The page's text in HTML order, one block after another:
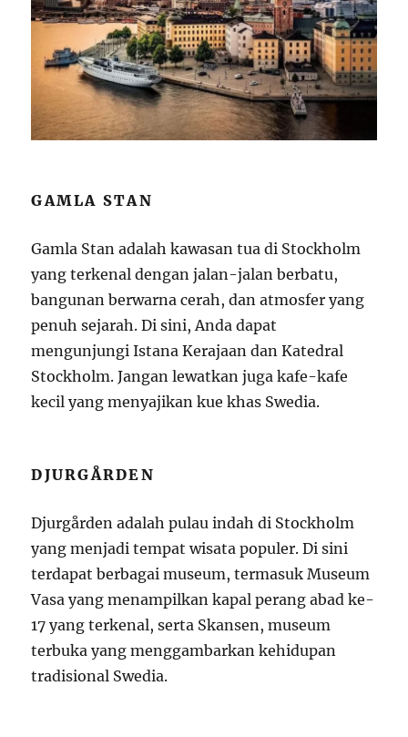
GAMLA STAN
Gamla Stan adalah kawasan tua di Stockholm
yang terkenal dengan jalan-jalan berbatu,
bangunan berwarna cerah, dan atmosfer yang
penuh sejarah. Di sini, Anda dapat
mengunjungi Istana Kerajaan dan Katedral
Stockholm. Jangan lewatkan juga kafe-kafe
kecil yang menyajikan kue khas Swedia.
DJURGÅRDEN
Djurgården adalah pulau indah di Stockholm
yang menjadi tempat wisata populer. Di sini
terdapat berbagai museum, termasuk Museum
Vasa yang menampilkan kapal perang abad ke-
17 yang terkenal, serta Skansen, museum
terbuka yang menggambarkan kehidupan
tradisional Swedia.